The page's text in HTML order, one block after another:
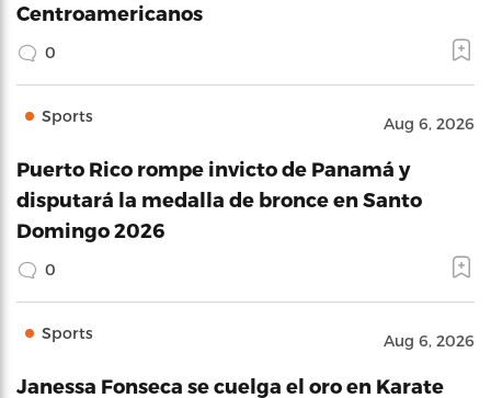
Centroamericanos
0
Sports Aug 6, 2026
Puerto Rico rompe invicto de Panamá y
disputará la medalla de bronce en Santo
Domingo 2026
0
Sports Aug 6, 2026
Janessa Fonseca se cuelga el oro en Karate